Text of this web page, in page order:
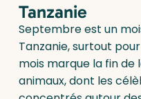
Tanzanie
Septembre est un
Tanzanie, surtout
mois marque la fin de
animaux, dont les